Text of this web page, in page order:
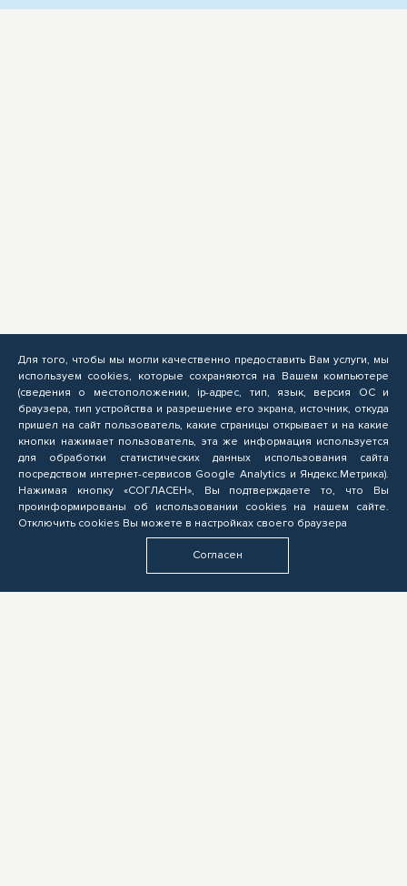
Для того, чтобы мы могли качественно предоставить Вам услуги, мы
используем cookies, которые сохраняются на Вашем компьютере
(сведения о местоположении, ip-адрес, тип, язык, версия ОС и
браузера, тип устройства и разрешение его экрана, источник, откуда
пришел на сайт пользователь, какие страницы открывает и на какие
кнопки нажимает пользователь, эта же информация используется
для обработки статистических данных использования сайта
посредством интернет-сервисов Google Analytics и Яндекс.Метрика).
Нажимая кнопку «СОГЛАСЕН», Вы подтверждаете то, что Вы
проинформированы об использовании cookies на нашем сайте.
Отключить cookies Вы можете в настройках своего браузера
Согласен